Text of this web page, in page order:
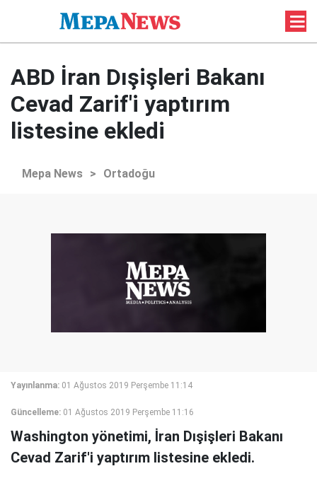
ABD İran Dışişleri Bakanı
Cevad Zarif'i yaptırım
listesine ekledi
Mepa News > Ortadoğu
Yayınlanma: 01 Ağustos 2019 Perşembe 11:14
Güncelleme: 01 Ağustos 2019 Perşembe 11:16
Washington yönetimi, İran Dışişleri Bakanı
Cevad Zarif'i yaptırım listesine ekledi.